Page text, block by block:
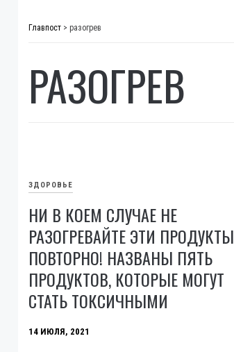
Главпост > разогрев
РАЗОГРЕВ
ЗДОРОВЬЕ
НИ В КОЕМ СЛУЧАЕ НЕ
РАЗОГРЕВАЙТЕ ЭТИ ПРОДУКТЫ
ПОВТОРНО! НАЗВАНЫ ПЯТЬ
ПРОДУКТОВ, КОТОРЫЕ МОГУТ
СТАТЬ ТОКСИЧНЫМИ
14 ИЮЛЯ, 2021